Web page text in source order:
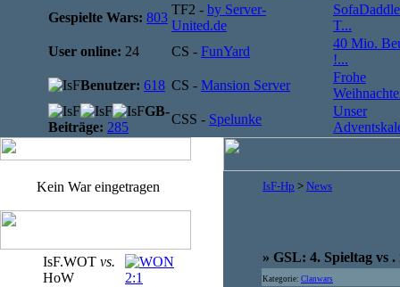
Gespielte Wars: 803
TF2 - by Server-
United.de
T...
User online: 24 CS - FunYard
40 Mio.
!...
Benutzer: 618 CS - Mansion Server
Frohe
GB-
Beiträge: 285
CSS - Spelunke
Unser
Kein War eingetragen
IsF.WOT vs.
HoW
2:1
IsF-Hp > News
» GSL: 4. Spieltag vs
Kategorie: Clanwars